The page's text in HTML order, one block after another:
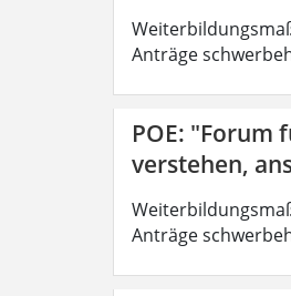
Anträge
POE: "Forum
verstehen,
Anträge